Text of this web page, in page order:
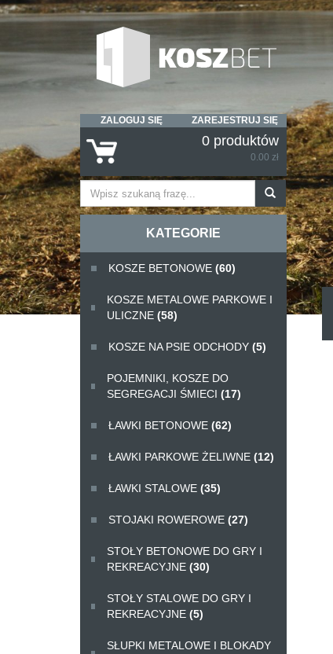
ZALOGUJ SIĘ ZAREJESTRUJ SIĘ
0 produktów
0.00 zł
KATEGORIE
KOSZE BETONOWE (60)
KOSZE METALOWE PARKOWE I
ULICZNE (58)
KOSZE NA PSIE ODCHODY (5)
POJEMNIKI, KOSZE DO
SEGREGACJI ŚMIECI (17)
ŁAWKI BETONOWE (62)
ŁAWKI PARKOWE ŻELIWNE (12)
ŁAWKI STALOWE (35)
STOJAKI ROWEROWE (27)
STOŁY BETONOWE DO GRY I
REKREACYJNE (30)
STOŁY STALOWE DO GRY I
REKREACYJNE (5)
SŁUPKI METALOWE I BLOKADY